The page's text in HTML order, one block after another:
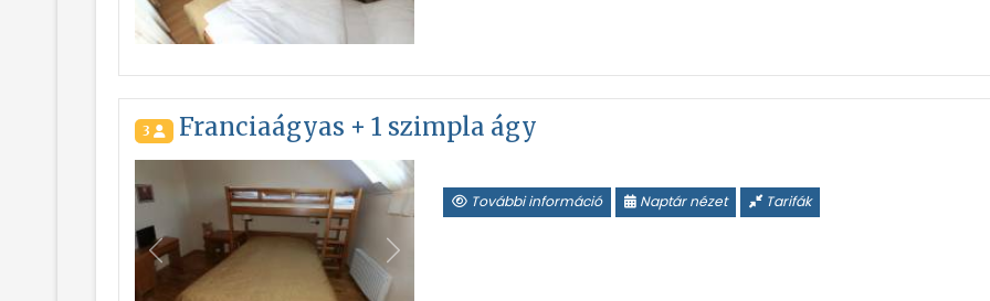
3 Franciaágyas + 1 szimpla ágy
Vissza Következő
További információ Naptár nézet Tarifák